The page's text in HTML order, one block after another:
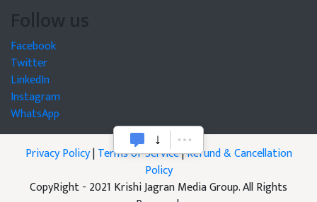
Follow us
Facebook
Twitter
LinkedIn
Instagram
WhatsApp
Privacy Policy|Terms of Service|Refund & Cancellation
Policy
CopyRight - 2021 Krishi Jagran Media Group. All Rights